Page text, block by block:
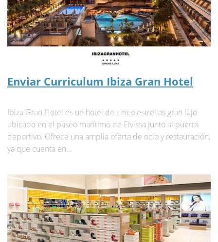
Enviar Curriculum Ibiza Gran Hotel
Ibiza Gran Hotel es un hotel de cinco estrellas gran lujo
ubicado en el paseo marítimo de Eivissa junto al puerto
deportivo. Ofrece una amplia oferta de ocio y restauración,
ya que cuenta en...